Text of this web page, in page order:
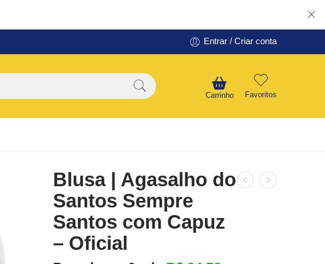
Entrar / Criar conta
Carrinho Favoritos
Blusa | Agasalho do
Santos Sempre
Santos com Capuz
– Oficial